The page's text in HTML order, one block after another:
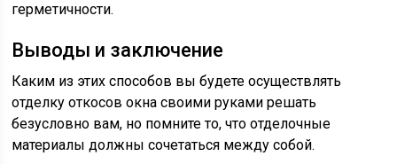
герметичности.
Выводы и заключение
Каким из этих способов вы будете осуществлять
отделку откосов окна своими руками решать
безусловно вам, но помните то, что отделочные
материалы должны сочетаться между собой.